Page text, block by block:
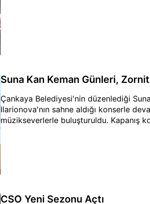
Suna Kan Keman Günleri,
Çankaya Belediyesi'nin düzenlediği
Ilarionova'nın sahne aldığı konserle
müzikseverlerle buluşturuldu. Kapanış
CSO Yeni Sezonu Açtı